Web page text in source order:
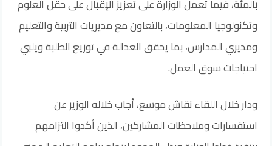
بالمئة، فيما تعمل الوزارة على تعزيز الإقبال على حقل العلوم
وتكنولوجيا المعلومات، بالتعاون مع مديريات التربية والتعليم
ومديري المدارس، بما يحقق العدالة في توزيع الطلبة ويلبي
احتياجات سوق العمل.
ودار خلال اللقاء نقاش موسع، أجاب خلاله الوزير عن
استفسارات وملاحظات المشاركين، الذين أكدوا التزامهم